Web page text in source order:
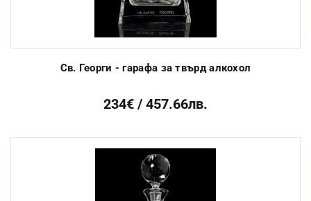
Св. Георги - гарафа за твърд алкохол
234€ / 457.66лв.